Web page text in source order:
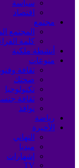
سياسة
اقتصاد
مجتمع
المجتمع
كلمة
أنشطة ملكية
منوعات
ثقافة
صحتك
تكنولوجيا
ثقافة
نوافذ
رياضة
الأخيرة
التهاني
ميديا
إشهارات
TV